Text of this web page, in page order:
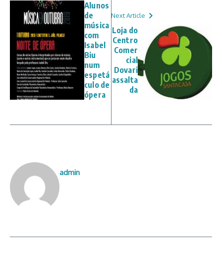
Alunos
de
música
com
Isabel
Biu
num
espetá
culo de
ópera
Next Article
Loja do
Centro
Comer
cial
Dovari
assalta
da
admin